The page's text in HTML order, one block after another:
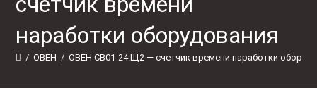
наработки оборудования
/ ОВЕН / ОВЕН СВ01-24.Щ2 — счетчик времени наработки